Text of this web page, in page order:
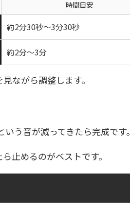
時間目安
約2分30秒〜3分30秒
約2分〜3分
ながら調整します。
う音が減ってきたら完成です。
止めるのがベストです。